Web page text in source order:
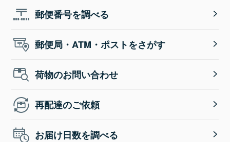
郵便番号を調べる
郵便局・ATM・ポストをさがす
荷物のお問い合わせ
再配達のご依頼
お届け日数を調べる